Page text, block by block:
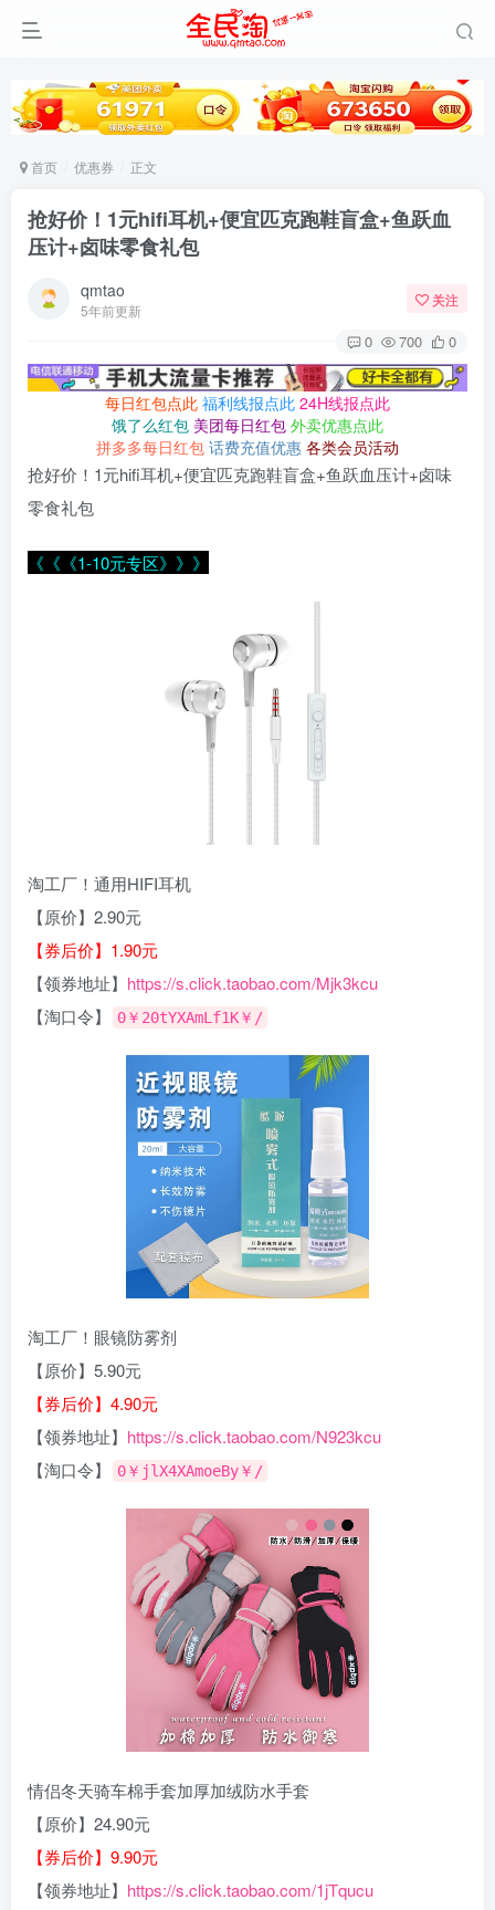
首页 优惠券 正文
抢好价！1元hifi耳机+便宜匹克跑鞋盲盒+鱼跃血
压计+卤味零食礼包
qmtao
5年前更新
关注
0 700 0
每日红包点此 福利线报点此 24H线报点此
饿了么红包 美团每日红包 外卖优惠点此
拼多多每日红包 话费充值优惠 各类会员活动
抢好价！1元hifi耳机+便宜匹克跑鞋盲盒+鱼跃血压计+卤味
零食礼包
《《《1-10元专区》》》
淘工厂！通用HIFI耳机
【原价】2.90元
【券后价】1.90元
【领券地址】 https://s.click.taobao.com/Mjk3kcu
【淘口令】
0￥20tYXAmLf1K￥/
淘工厂！眼镜防雾剂
【原价】5.90元
【券后价】4.90元
【领券地址】 https://s.click.taobao.com/N923kcu
【淘口令】
0￥jlX4XAmoeBy￥/
情侣冬天骑车棉手套加厚加绒防水手套
【原价】24.90元
【券后价】9.90元
【领券地址】 https://s.click.taobao.com/1jTqucu